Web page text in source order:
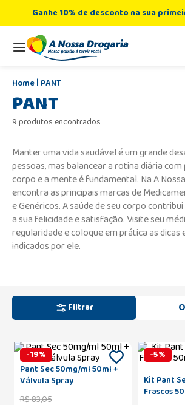
Ganhe 10% de desconto na sua
PANT
PANT
9 produtos encontrados
Manter uma vida saudável é um grande
pessoas, mas balancear a rotina diária com
corpo e a mente é fundamental. Na A
encontra as principais marcas de
e Genéricos. A saúde de seu corpo
a sua felicidade e satisfação. Visite seu
regularidade e coloque em prática as
indicados por ele.
Filtrar
-19%
Pant Sec 50mg/ml 50ml +
Válvula Spray
R$83,05
-5%
Kit Pant
Frascos